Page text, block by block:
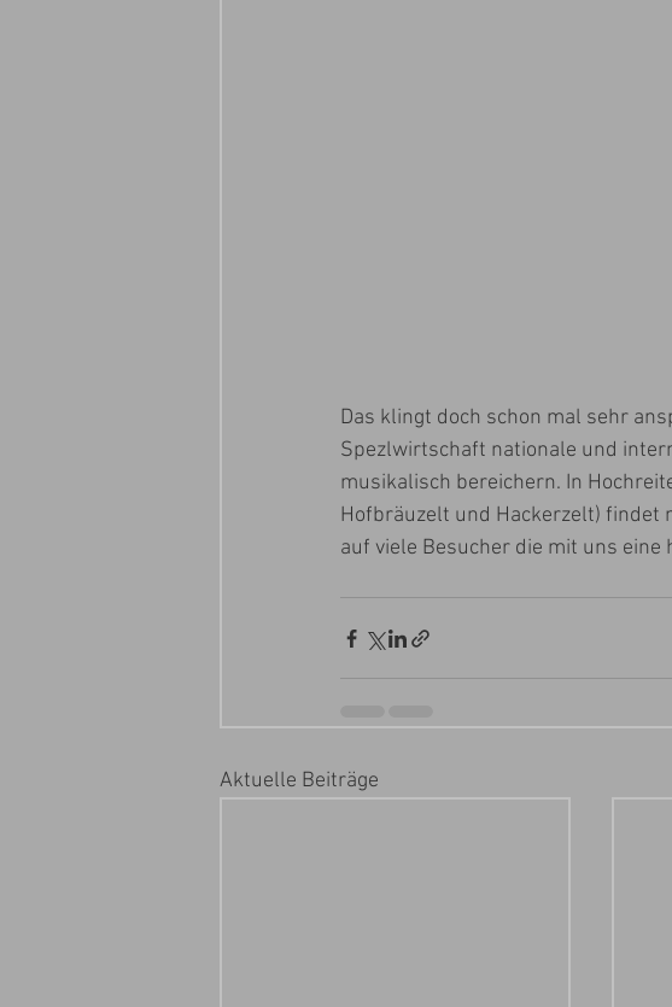
Das klingt doch schon mal sehr
Spezlwirtschaft nationale und
musikalisch bereichern. In
Hofbräuzelt und Hackerzelt) findet
auf viele Besucher die mit uns
Aktuelle Beiträge